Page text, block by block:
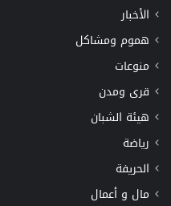
الأخبار
هموم ومشاكل
منوعات
قرى ومدن
هيئة الشبان
رياضة
الحريفة
مال و أعمال